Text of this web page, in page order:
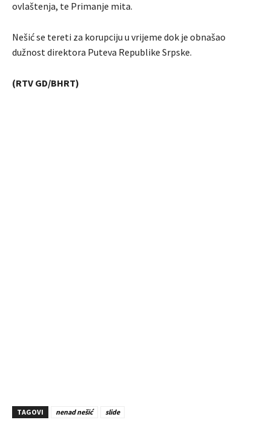
ovlaštenja, te Primanje mita.
Nešić se tereti za korupciju u vrijeme dok je obnašao
dužnost direktora Puteva Republike Srpske.
(RTV GD/BHRT)
TAGOVI nenad nešić slide